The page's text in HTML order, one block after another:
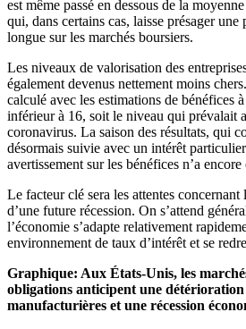
est même passé en dessous de la
qui, dans certains cas, laisse présager
longue sur les marchés boursiers.
Les niveaux de valorisation des
également devenus nettement moins
calculé avec les estimations de bénéfices
inférieur à 16, soit le niveau qui prévalait
coronavirus. La saison des résultats, qui
désormais suivie avec un intérêt
avertissement sur les bénéfices n’a
Le facteur clé sera les attentes
d’une future récession. On s’attend
l’économie s’adapte relativement
environnement de taux d’intérêt et se
Graphique: Aux États-Unis, les
obligations anticipent une détérioration
manufacturières et une récession